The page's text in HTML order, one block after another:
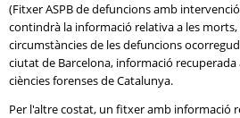
(Fitxer ASPB de defuncions amb
contindrà la informació relativa a les morts,
circumstàncies de les defuncions
ciutat de Barcelona, informació
ciències forenses de Catalunya.
Per l'altre costat, un fitxer amb informació